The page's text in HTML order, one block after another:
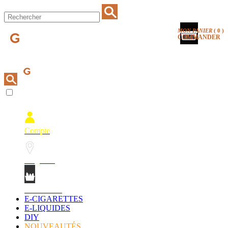
MON PANIER ( 0 )
COMMANDER
Compte
E-CIGARETTES
E-LIQUIDES
DIY
NOUVEAUTÉS